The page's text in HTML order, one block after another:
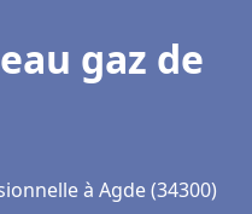
gaz de
à Agde (34300)